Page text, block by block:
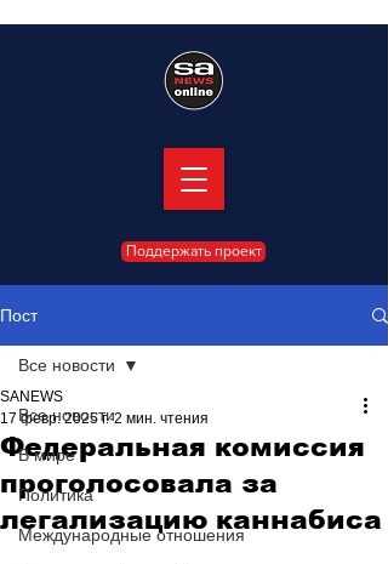
Поддержать проект
Пост
Все новости
В мире
Политика
Международные отношения
Все новости
Федеральная комиссия
проголосовала за
легализацию каннабиса
SANEWS
17 февр. 2025 г. 2 мин. чтения